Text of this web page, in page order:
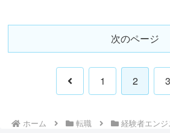
次のページ
前
1 2 3
ホーム 転職 経験者エン